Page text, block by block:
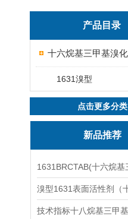
产品目录
1631溴型
点击更多分类
新品推荐